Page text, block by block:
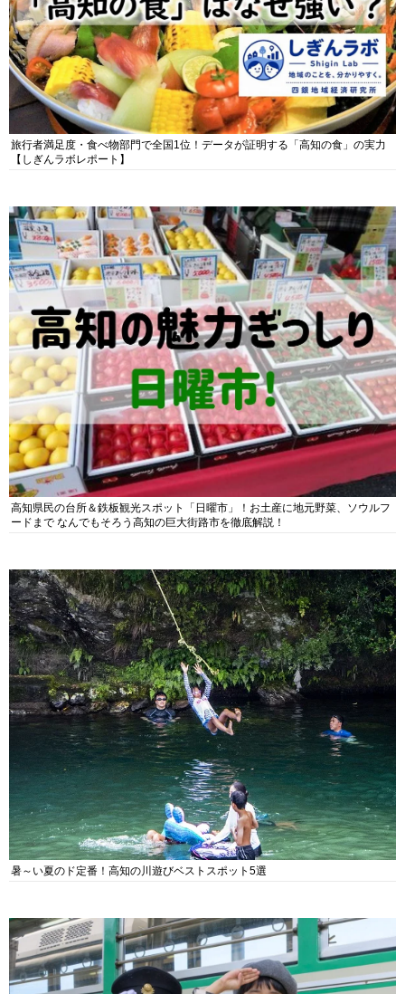
旅行者満足度・食べ物部門で全国1位！データが証明する「高知の食」の実力
【しぎんラボレポート】
高知県民の台所＆鉄板観光スポット「日曜市」！お土産に地元野菜、ソウルフ
ードまで なんでもそろう高知の巨大街路市を徹底解説！
暑～い夏のド定番！高知の川遊びベストスポット5選